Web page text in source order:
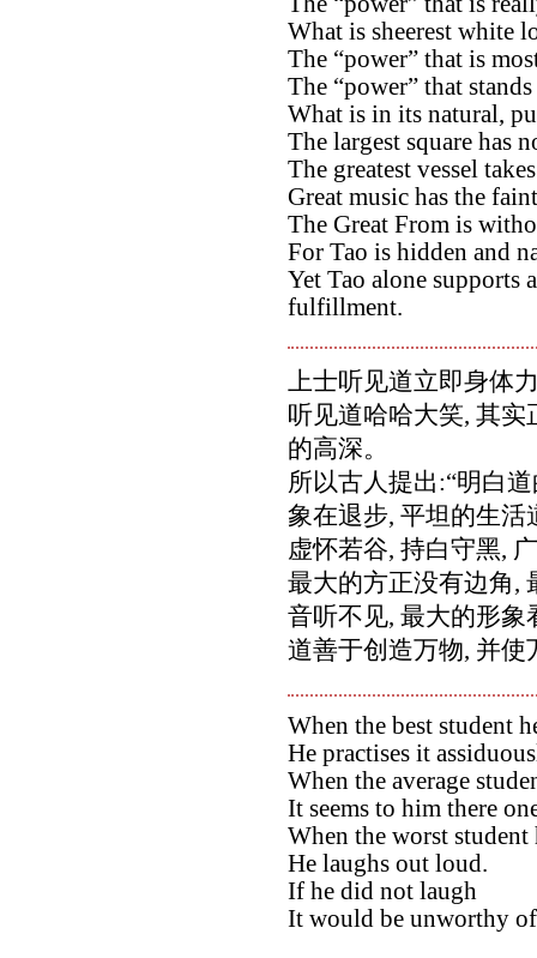
What is sheerest white
The “power” that is
The “power” that
What is in its natural,
The largest square has
The greatest vessel
Great music has the
The Great From is
For Tao is hidden and
Yet Tao alone supports
fulfillment.
上士听见道立即身体
听见道哈哈大笑, 其
的高深。
所以古人提出:“明白
象在退步, 平坦的生
虚怀若谷, 持白守黑,
最大的方正没有边角,
音听不见, 最大的形象
道善于创造万物, 并使
When the best student
He practises it
When the average
It seems to him there
When the worst student
He laughs out loud.
If he did not laugh
It would be unworthy